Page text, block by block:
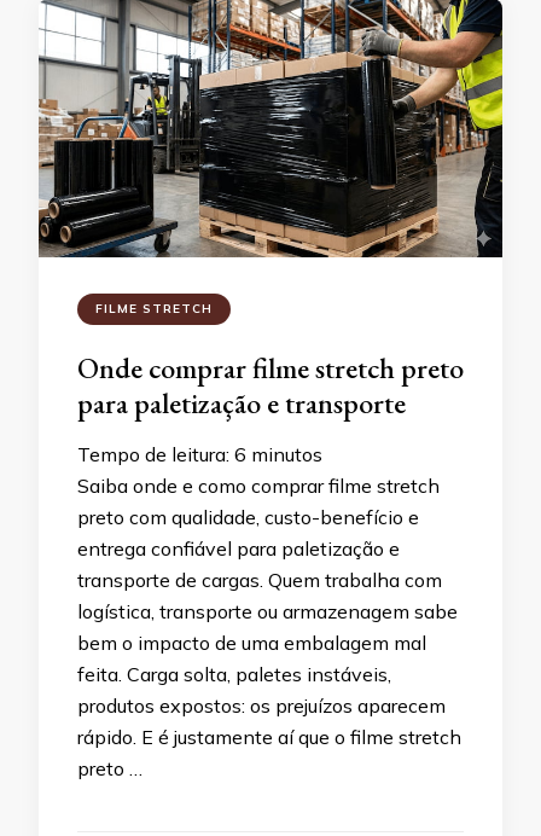
FILME STRETCH
Onde comprar filme stretch preto
para paletização e transporte
Tempo de leitura: 6 minutos
Saiba onde e como comprar filme stretch
preto com qualidade, custo-benefício e
entrega confiável para paletização e
transporte de cargas. Quem trabalha com
logística, transporte ou armazenagem sabe
bem o impacto de uma embalagem mal
feita. Carga solta, paletes instáveis,
produtos expostos: os prejuízos aparecem
rápido. E é justamente aí que o filme stretch
preto …